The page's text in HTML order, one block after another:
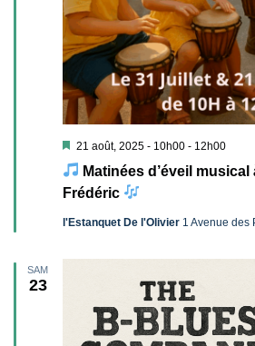
Matinées d’éveil musical
Frédéric
Mis
avant
21 août, 2025 - 10h00- 12h00
l'Estanquet De l'Olivier 1 Avenue des
SAM
23